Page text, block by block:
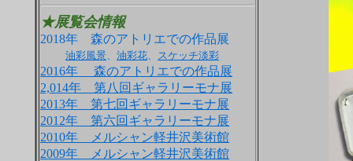
★展覧会情報
2018年 森のアトリエでの作品展
油彩風景、 油彩花、 スケッチ淡彩
2016年 森のアトリエでの作品展
2,014年 第八回ギャラリーモナ展
2013年 第七回ギャラリーモナ展
2012年 第六回ギャラリーモナ展
2010年 メルシャン軽井沢美術館
2009年 メルシャン軽井沢美術館